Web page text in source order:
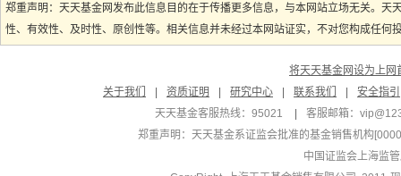
郑重声明：天天基金网发布此信息目的在于传播更多信息，与本网站立场无关。
性、有效性、及时性、原创性等。相关信息并未经过本网站证实，不对您构成任
将天天基金网设为上网
关于我们
资质证明 研究中心 联系我们
安全指引
天天基金客服热线：95021
客服邮箱：
郑重声明： 天天基金系证监会批准的基金销售机构
中国证监会上海监